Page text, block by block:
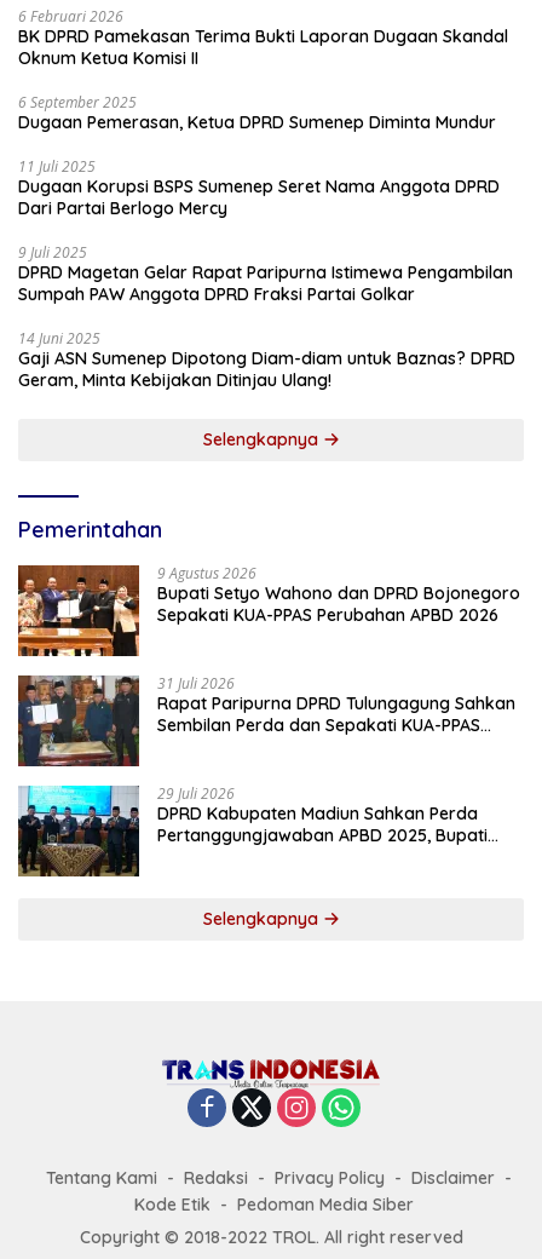
6 Februari 2026
BK DPRD Pamekasan Terima Bukti Laporan Dugaan Skandal
Oknum Ketua Komisi II
6 September 2025
Dugaan Pemerasan, Ketua DPRD Sumenep Diminta Mundur
11 Juli 2025
Dugaan Korupsi BSPS Sumenep Seret Nama Anggota DPRD
Dari Partai Berlogo Mercy
9 Juli 2025
DPRD Magetan Gelar Rapat Paripurna Istimewa Pengambilan
Sumpah PAW Anggota DPRD Fraksi Partai Golkar
14 Juni 2025
Gaji ASN Sumenep Dipotong Diam-diam untuk Baznas? DPRD
Geram, Minta Kebijakan Ditinjau Ulang!
Selengkapnya
Pemerintahan
9 Agustus 2026
Bupati Setyo Wahono dan DPRD Bojonegoro
Sepakati KUA-PPAS Perubahan APBD 2026
31 Juli 2026
Rapat Paripurna DPRD Tulungagung Sahkan
Sembilan Perda dan Sepakati KUA-PPAS
29 Juli 2026
DPRD Kabupaten Madiun Sahkan Perda
Pertanggungjawaban APBD 2025, Bupati
Selengkapnya
Tentang Kami Redaksi Privacy Policy
Disclaimer
Kode Etik
Pedoman Media Siber
Copyright © 2018-2022 TROL. All right reserved